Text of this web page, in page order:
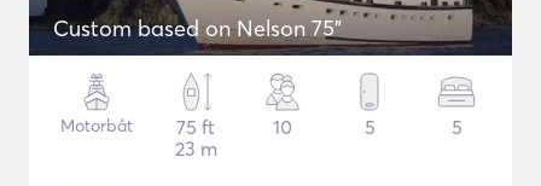
Custom based on Nelson 75"
Motorbåt
75 ft
23 m
10 5 5